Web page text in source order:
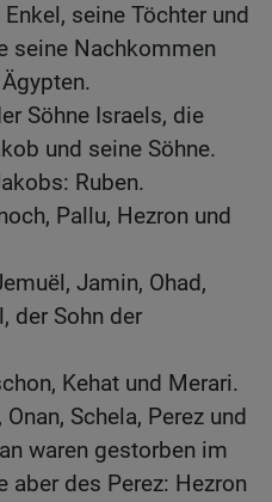
seine Töchter und
seine Nachkommen
Söhne Israels, die
und seine Söhne.
Ruben.
Pallu, Hezron und
Jamin, Ohad,
der Sohn der
Kehat und Merari.
Schela, Perez und
waren gestorben im
aber des Perez: Hezron